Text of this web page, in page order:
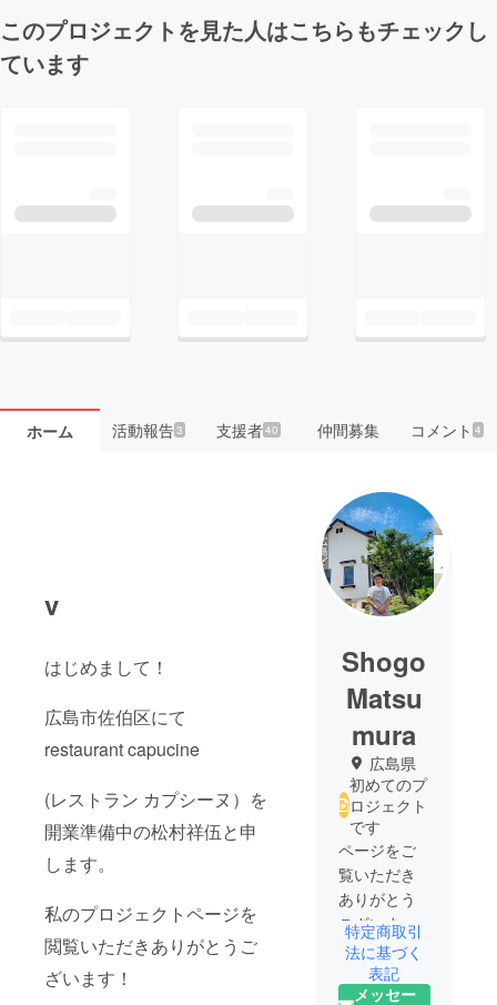
このプロジェクトを見た人はこちらもチェックし
ています
ホーム 活動報告3 支援者40 仲間募集 コメント4
v
はじめまして！
広島市佐伯区にて
restaurant capucine
(レストラン カプシーヌ）を
開業準備中の松村祥伍と申
します。
私のプロジェクトページを
閲覧いただきありがとうご
ざいます！
Shogo
Matsu
mura
広島県
初めてのプ
ロジェクト
です
ページをご
覧いただき
ありがとう
ございま
す。
私は広島市
佐伯区で生
特定商取引
法に基づく
表記
メッセー